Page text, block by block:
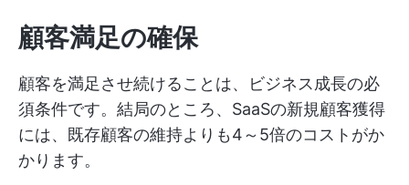
顧客満足の確保
顧客を満足させ続けることは、ビジネス成長の必
須条件です。結局のところ、SaaSの新規顧客獲得
には、既存顧客の維持よりも4～5倍のコストがか
かります。